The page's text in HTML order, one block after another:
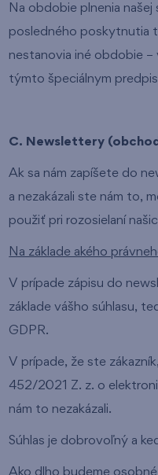
Na obdobie plnenia
posledného poskytnutia
nestanovia iné obdobie –
týmto špeciálnym
C. Newslettery
Ak sa nám zapíšete do
a nezakázali ste nám to,
použiť pri rozosielaní
Na základe akého
V prípade zápisu do
základe vášho súhlasu,
GDPR.
V prípade, že ste
452/2021 Z. z. o
nám to nezakázali.
Súhlas je dobrovoľný a
Ako dlho budeme